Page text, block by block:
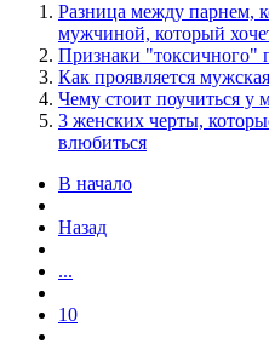
Разница между парнем,
мужчиной, который
Признаки "токсичного"
Как проявляется
Чему стоит поучиться у
3 женских черты,
влюбиться
В начало
Назад
...
10